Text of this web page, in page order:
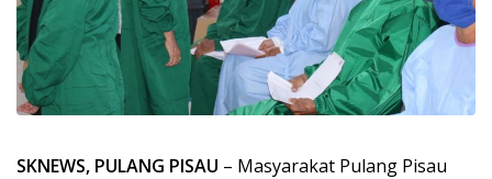
SKNEWS, PULANG PISAU – Masyarakat Pulang Pisau